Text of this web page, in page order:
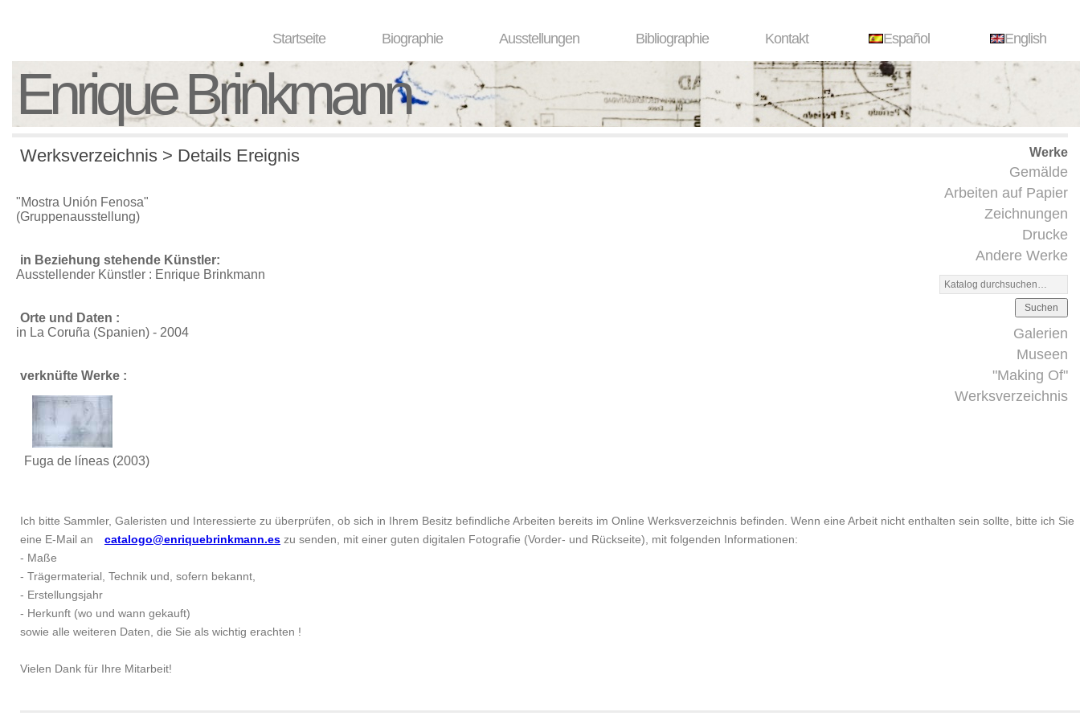
Startseite Biographie Ausstellungen Bibliographie Kontakt Español English
Enrique Brinkmann
Werke
Gemälde
Arbeiten auf Papier
Zeichnungen
Drucke
Andere Werke
Suchen
Galerien
Museen
"Making Of"
Werksverzeichnis
Werksverzeichnis > Details Ereignis
"Mostra Unión Fenosa"
(Gruppenausstellung)
in Beziehung stehende Künstler:
Ausstellender Künstler : Enrique Brinkmann
Orte und Daten :
in La Coruña (Spanien) - 2004
verknüfte Werke :
Fuga de líneas (2003)
Ich bitte Sammler, Galeristen und Interessierte zu überprüfen, ob sich in Ihrem Besitz befindliche Arbeiten bereits im Online Werksverzeichnis befinden. Wenn eine Arbeit nicht enthalten sein sollte, bitte ich Sie
eine E-Mail an
catalogo@enriquebrinkmann.es zu senden, mit einer guten digitalen Fotografie (Vorder- und Rückseite), mit folgenden Informationen:
- Maße
- Trägermaterial, Technik und, sofern bekannt,
- Erstellungsjahr
- Herkunft (wo und wann gekauft)
sowie alle weiteren Daten, die Sie als wichtig erachten !
Vielen Dank für Ihre Mitarbeit!